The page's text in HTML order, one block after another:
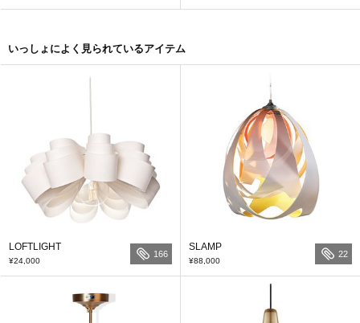
いっしょによく見られているアイテム
LOFTLIGHT
¥24,000
166
SLAMP
¥88,000
22